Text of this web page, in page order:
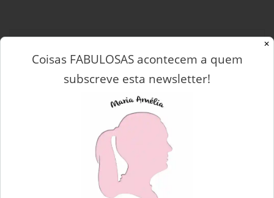
✕
Coisas FABULOSAS acontecem a quem
subscreve esta newsletter!